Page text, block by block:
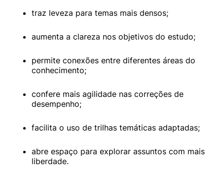
traz leveza para temas mais densos;
aumenta a clareza nos objetivos do estudo;
permite conexões entre diferentes áreas do
conhecimento;
confere mais agilidade nas correções de
desempenho;
facilita o uso de trilhas temáticas adaptadas;
abre espaço para explorar assuntos com mais
liberdade.